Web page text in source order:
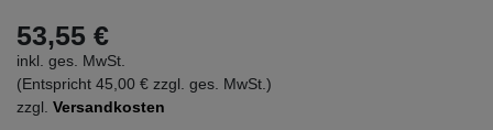
53,55 €
inkl. ges. MwSt.
(Entspricht 45,00 € zzgl. ges. MwSt.)
zzgl. Versandkosten